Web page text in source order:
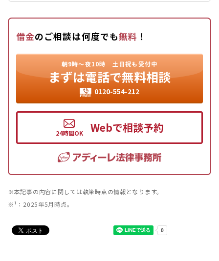
借金のご相談は何度でも無料 ！
朝9時〜夜10時 土日祝も受付中
まずは電話で無料相談
0120-554-212
Webで相談予約
※本記事の内容に関しては執筆時点の情報となります。
※¹：2025年5月時点。